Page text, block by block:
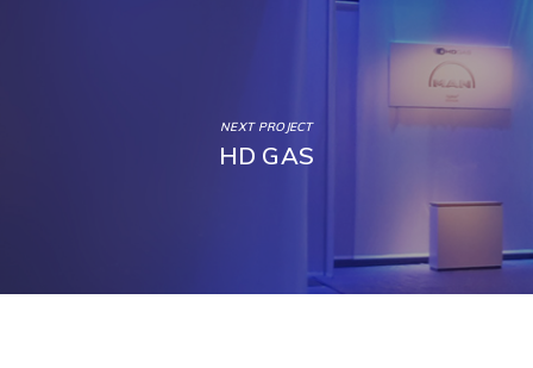
NEXT PROJECT
HD GAS